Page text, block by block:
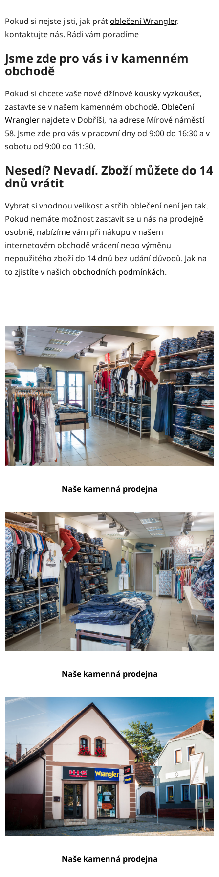
Pokud si nejste jisti, jak prátoblečení Wrangler,
kontaktujte nás. Rádi vám poradíme
Jsme zde pro vás i v kamenném
obchodě
Pokud si chcete vaše nové džínové kousky vyzkoušet,
zastavte se v našem kamenném obchodě. Oblečení
Wrangler najdete v Dobříši, na adrese Mírové náměstí
58. Jsme zde pro vás v pracovní dny od 9:00 do 16:30 a v
sobotu od 9:00 do 11:30.
Nesedí? Nevadí. Zboží můžete do 14
dnů vrátit
Vybrat si vhodnou velikost a střih oblečení není jen tak.
Pokud nemáte možnost zastavit se u nás na prodejně
osobně, nabízíme vám při nákupu v našem
internetovém obchodě vrácení nebo výměnu
nepoužitého zboží do 14 dnů bez udání důvodů. Jak na
to zjistíte v našich obchodních podmínkách.
Naše kamenná prodejna
Naše kamenná prodejna
Naše kamenná prodejna